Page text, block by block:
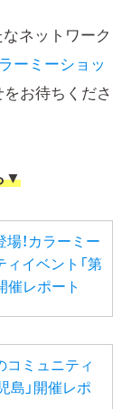
ネットワーク
ーミーショッ
お待ちくださ
▼
！カラーミー
イベント「第
催レポート
コミュニティ
島」開催レポ